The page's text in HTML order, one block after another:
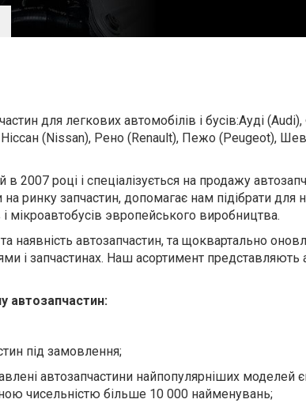
для легкових автомобілів і бусів:Ауді
(Nissan), Рено (Renault), Пежо (Peugeot),
2007 році і спеціалізується на продажу
на ринку запчастин, допомагає нам підібрати
і мікроавтобусів эвропейського виробництва.
наявність автозапчастин, та щоквартально
і запчастинах. Наш асортимент
автозапчастин:
під замовлення;
автозапчастини найпопулярніших
чисельністю більше 10 000 найменувань;